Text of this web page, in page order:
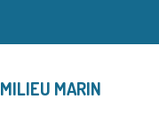
MILIEU MARIN